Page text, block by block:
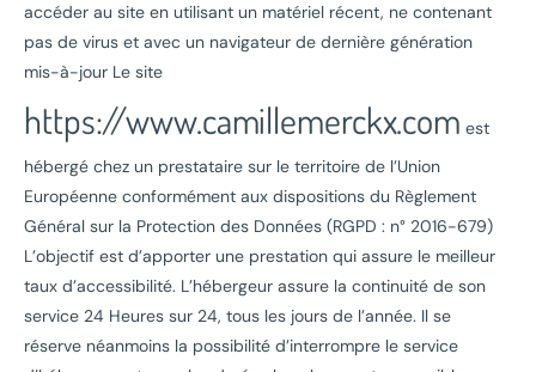
accéder au site en utilisant un matériel récent, ne contenant
pas de virus et avec un navigateur de dernière génération
mis-à-jour Le site
https://www.camillemerckx.com est
hébergé chez un prestataire sur le territoire de l’Union
Européenne conformément aux dispositions du Règlement
Général sur la Protection des Données (RGPD : n° 2016-679)
L’objectif est d’apporter une prestation qui assure le meilleur
taux d’accessibilité. L’hébergeur assure la continuité de son
service 24 Heures sur 24, tous les jours de l’année. Il se
réserve néanmoins la possibilité d’interrompre le service